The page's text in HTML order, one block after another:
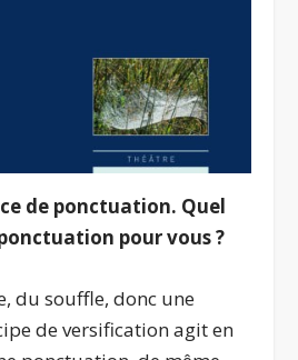
de ponctuation. Quel
pour vous ?
du souffle, donc une
de versification agit en